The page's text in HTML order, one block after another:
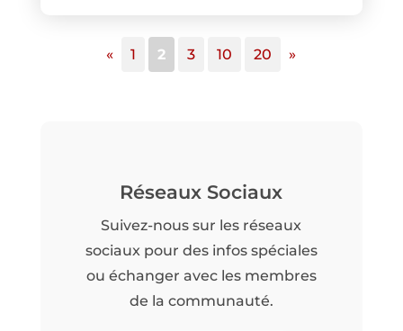
« 1 2 3 10 20 »
Réseaux Sociaux
Suivez-nous sur les réseaux
sociaux pour des infos spéciales
ou échanger avec les membres
de la communauté.